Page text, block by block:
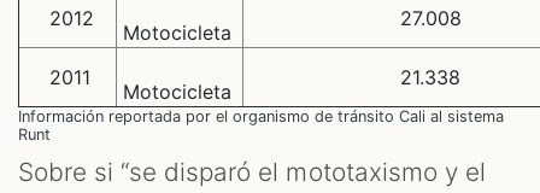
2012
Motocicleta
27.008
2011
Motocicleta
21.338
Información reportada por el organismo de tránsito Cali al sistema
Runt
Sobre si “se disparó el mototaxismo y el